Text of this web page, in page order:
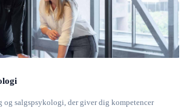
og salgspsykologi, der giver dig kompetencer